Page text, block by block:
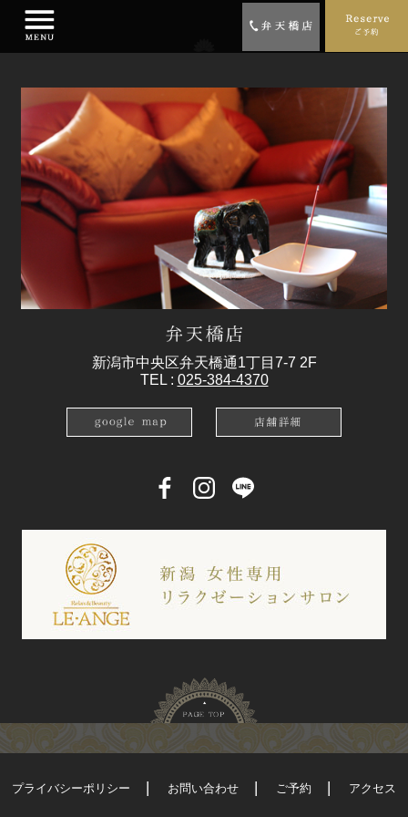
新潟市中央区弁天橋通1丁目7-7 2F
TEL : 025-384-4370
プライバシーポリシー お問い合わせ ご予約 アクセス